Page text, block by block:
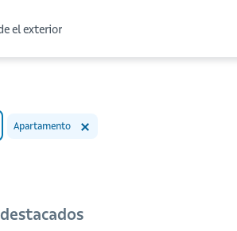
el exterior
Apartamento